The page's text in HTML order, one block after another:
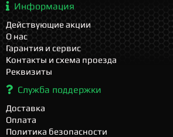
Информация
Действующие акции
О нас
Гарантия и сервис
Контакты и схема проезда
Реквизиты
Служба поддержки
Доставка
Оплата
Политика безопасности